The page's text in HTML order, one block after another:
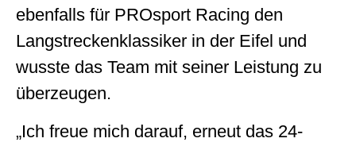
ebenfalls für PROsport Racing den
Langstreckenklassiker in der Eifel und
wusste das Team mit seiner Leistung zu
überzeugen.
„Ich freue mich darauf, erneut das 24-